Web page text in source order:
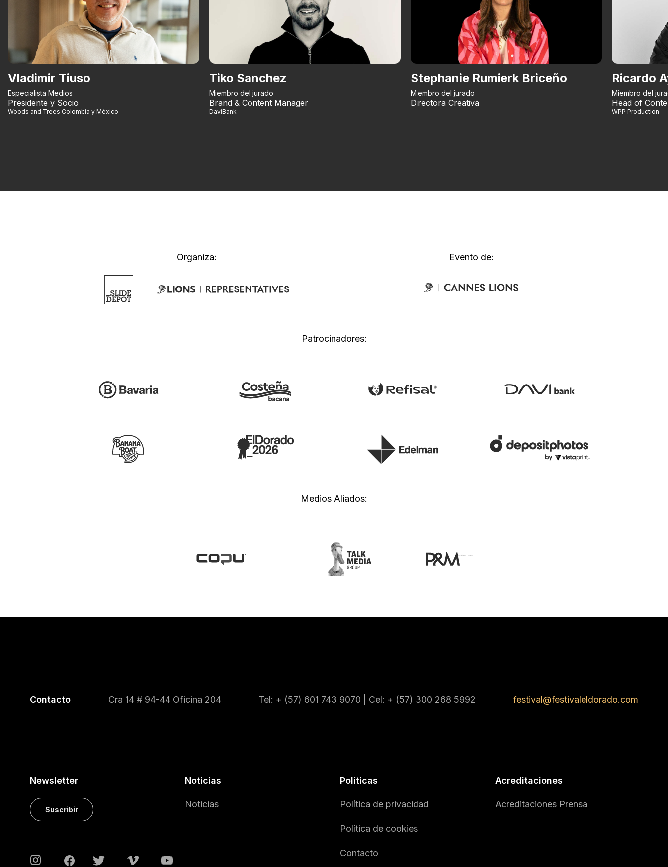
Vladimir Tiuso
Especialista Medios
Presidente y Socio
Woods and Trees Colombia y México
Tiko Sanchez
Miembro del jurado
Brand & Content Manager
DaviBank
Stephanie Rumierk Briceño
Miembro del jurado
Directora Creativa
Ricardo
Miembro del
Head of
WPP Production
Organiza: Evento de:
Patrocinadores:
Medios Aliados:
Contacto Cra 14 # 94-44 Oficina 204 Tel: + (57) 601 743 9070 | Cel: + (57) 300 268 5992 festival@festivaleldorado.com
Newsletter
Suscribir
Noticias
Noticias
Políticas
Política de privacidad
Política de cookies
Contacto
Acreditaciones
Acreditaciones Prensa